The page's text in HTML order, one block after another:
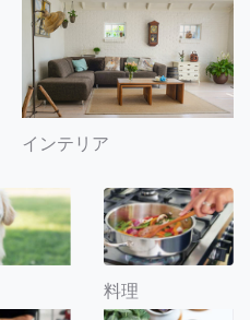
インテリア
料理